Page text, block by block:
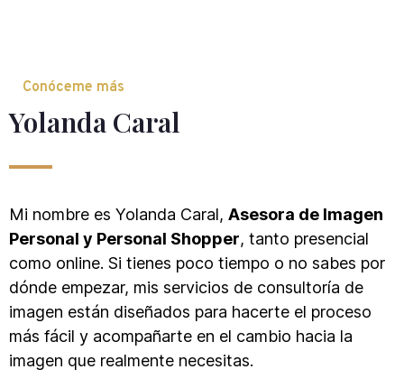
Conóceme más
Yolanda Caral
Mi nombre es Yolanda Caral, Asesora de Imagen
Personal y Personal Shopper, tanto presencial
como online. Si tienes poco tiempo o no sabes por
dónde empezar, mis servicios de consultoría de
imagen están diseñados para hacerte el proceso
más fácil y acompañarte en el cambio hacia la
imagen que realmente necesitas.